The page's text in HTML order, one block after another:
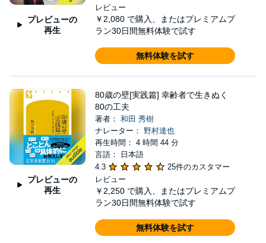
プレビューの
再生
レビュー
￥2,080 で購入、またはプレミアムプ
ラン30日間無料体験で試す
無料体験を試す
プレビューの
再生
80歳の壁[実践篇] 幸齢者で生きぬく
80の工夫
著者： 和田 秀樹
ナレーター： 野村達也
再生時間： 4 時間 44 分
言語： 日本語
4.3
25件のカスタマー
レビュー
￥2,250 で購入、またはプレミアムプ
ラン30日間無料体験で試す
無料体験を試す